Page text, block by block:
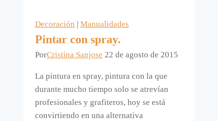
un
balcón
Decoración Manualidades
Pintar con spray.
PorCristina Sanjose 22 de agosto de 2015
La pintura en spray, pintura con la que
durante mucho tiempo solo se atrevían
profesionales y grafiteros, hoy se está
convirtiendo en una alternativa